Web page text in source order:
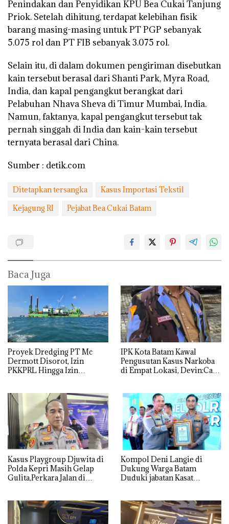
Penindakan dan Penyidikan KPU Bea Cukai Tanjung
Priok. Setelah dihitung, terdapat kelebihan fisik
barang masing-masing untuk PT PGP sebanyak
5.075 rol dan PT FIB sebanyak 3.075 rol.
Selain itu, di dalam dokumen pengiriman disebutkan
kain tersebut berasal dari Shanti Park, Myra Road,
India, dan kapal pengangkut berangkat dari
Pelabuhan Nhava Sheva di Timur Mumbai, India.
Namun, faktanya, kapal pengangkut tersebut tak
pernah singgah di India dan kain-kain tersebut
ternyata berasal dari China.
Sumber : detik.com
Ditetapkan tersangka
Kasus Importasi Tekstil
Kejagung RI
Pejabat Bea Cukai Batam
Baca Juga
Proyek Dredging PT Mc
Dermott Disorot, Izin
PKKPRL Hingga Izin
IPK Kota Batam Kawal
Pengusutan Kasus Narkoba
di Empat Lokasi, Devin:Cari
Kasus Playgroup Djuwita di
Polda Kepri Masih Gelap
Gulita,Perkara Jalan di
Kompol Deni Langie di
Dukung Warga Batam
Duduki jabatan Kasat